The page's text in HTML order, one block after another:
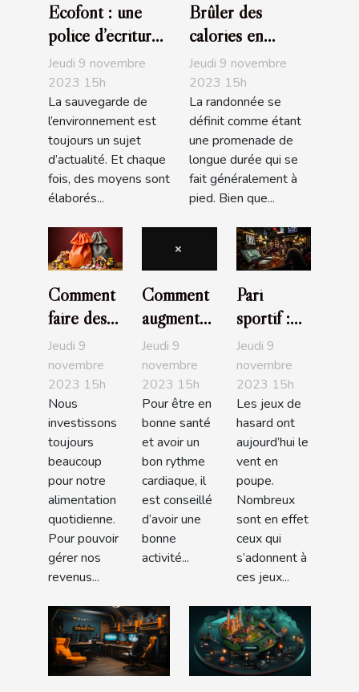
Ecofont : une
police d’écriture
écologique
Jeudi 9 novembre
2023 15h
La sauvegarde de
l’environnement est
toujours un sujet
d’actualité. Et chaque
fois, des moyens sont
élaborés...
Brûler des
calories en
faisant de la
randonnée
Jeudi 9 novembre
2023 15h
La randonnée se
définit comme étant
une promenade de
longue durée qui se
fait généralement à
pied. Bien que...
Comment
faire des
économies
en faisant
ses
courses ?
Jeudi 9
novembre
2023 15h
Nous
investissons
toujours
beaucoup
pour notre
alimentation
quotidienne.
Pour pouvoir
gérer nos
revenus...
Comment
augmenter
la libido
féminine ?
Jeudi 9
novembre
2023 15h
Pour être en
bonne santé
et avoir un
bon rythme
cardiaque, il
est conseillé
d’avoir une
bonne
activité...
Pari
sportif :
comment
maximiser
vos
chances
de gagner
?
Jeudi 9
novembre
2023 15h
Les jeux de
hasard ont
aujourd’hui le
vent en
poupe.
Nombreux
sont en effet
ceux qui
s’adonnent à
ces jeux...